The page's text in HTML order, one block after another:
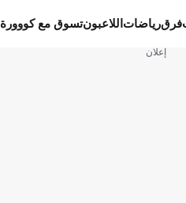
فرقرياضات اللاعبونتسوق مع كووورة
إعلان